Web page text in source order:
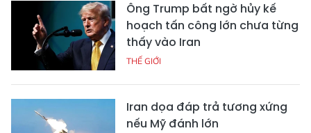
Ông Trump bất ngờ hủy kế
hoạch tấn công lớn chưa từng
thấy vào Iran
THẾ GIỚI
Iran dọa đáp trả tương xứng
nếu Mỹ đánh lớn